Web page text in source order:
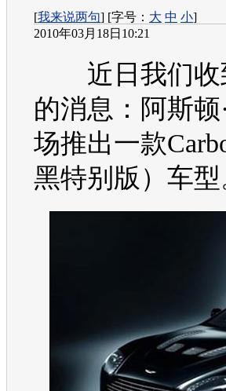
[我来说两句] [字号： 大 中 小]
2010年03月18日10:21
近日我们收
的消息： 阿斯顿
场推出一款
黑特别版）车型